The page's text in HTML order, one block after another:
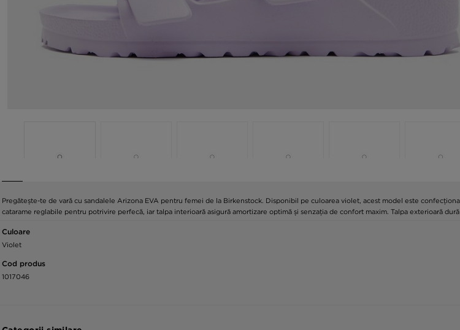
Pregătește-te de vară cu sandalele Arizona EVA pentru femei de la Birkenstock. Disponibil pe culoarea violet, acest model este
catarame reglabile pentru potrivire perfecă, iar talpa interioară asigură amortizare optimă și senzația de confort maxim. Talpa exterioară
Culoare
Violet
Cod produs
1017046